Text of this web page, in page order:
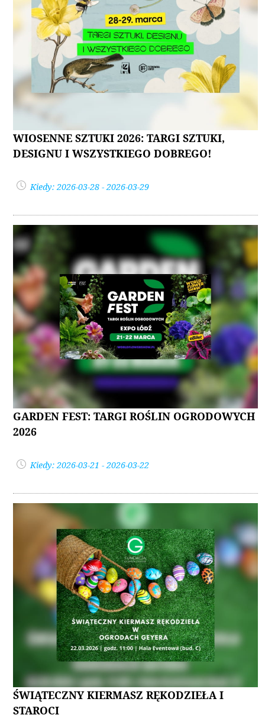
WIOSENNE SZTUKI 2026: TARGI SZTUKI,
DESIGNU I WSZYSTKIEGO DOBREGO!
Kiedy: 2026-03-28 - 2026-03-29
GARDEN FEST: TARGI ROŚLIN OGRODOWYCH
2026
Kiedy: 2026-03-21 - 2026-03-22
ŚWIĄTECZNY KIERMASZ RĘKODZIEŁA I
STAROCI